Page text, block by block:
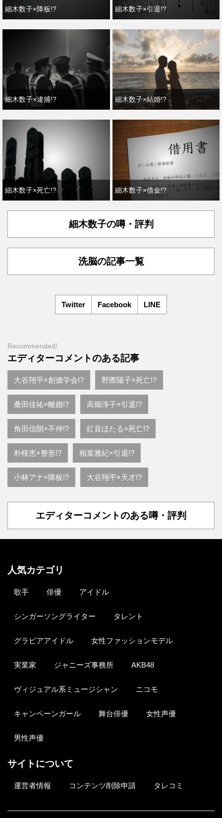
細木数子×降板!? 細木数子×引退!?
細木数子×逮捕!? 細木数子×結婚!?
細木数子×死亡!? 細木数子×借金!?
細木数子の噂・評判
洗脳の記事一覧
Twitter Facebook LINE
Recommended!
エディターコメントのある記事
大谷翔平×創価学会!? 野際陽子×死亡!?
桑田佳祐×離婚!? 高畑淳子×引退!?
角田信朗×不仲!? 紅音ほたる×死亡!?
朴槿恵×整形!? 相葉雅紀×引退!?
小林アナ×降板!? 大谷翔平×天才!?
エディターコメントのある噂・評判
人気カテゴリ
歌手 俳優 アイドル
シンガーソングライター タレント
グラビアアイドル 女性ファッションモデル
実業家 ジャニーズ事務所 AKB48
ヴィジュアル系ミュージシャン ニコモ
キャンペーンガール 舞台俳優 女性声優
男性声優
サイトについて
運営者情報 コンテンツ削除申請 タレコミ